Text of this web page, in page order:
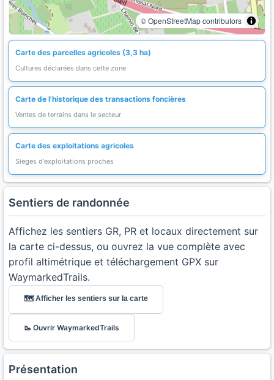
© OpenStreetMap contributors
Carte des parcelles agricoles (3,3 ha)
Cultures déclarées dans cette zone
Carte de l'historique des transactions foncières
Ventes de terrains dans le secteur
Carte des exploitations agricoles
Sieges d'exploitations proches
Sentiers de randonnée
Affichez les sentiers GR, PR et locaux directement sur
la carte ci-dessus, ou ouvrez la vue complète avec
profil altimétrique et téléchargement GPX sur
WaymarkedTrails.
🗺️ Afficher les sentiers sur la carte
🥾 Ouvrir WaymarkedTrails
Présentation